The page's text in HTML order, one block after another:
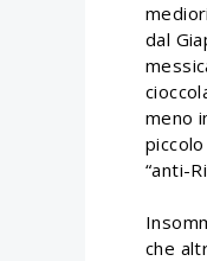
dal
meno
“anti-
che